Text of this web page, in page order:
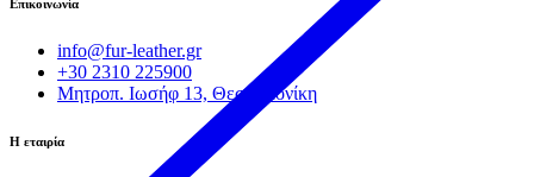
Επικοινωνία
info@fur-leather.gr
+30 2310 225900
Μητροπ. Ιωσήφ 13, Θεσσαλονίκη
Η εταιρία